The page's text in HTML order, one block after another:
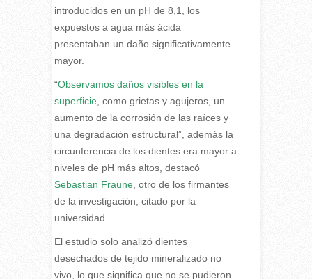
introducidos en un pH de 8,1, los
expuestos a agua más ácida
presentaban un daño significativamente
mayor.
“Observamos daños visibles en la
superficie, como grietas y agujeros, un
aumento de la corrosión de las raíces y
una degradación estructural”, además la
circunferencia de los dientes era mayor a
niveles de pH más altos, destacó
Sebastian Fraune, otro de los firmantes
de la investigación, citado por la
universidad.
El estudio solo analizó dientes
desechados de tejido mineralizado no
vivo, lo que significa que no se pudieron